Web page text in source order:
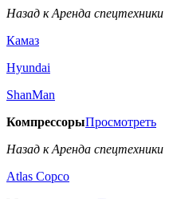
Назад к Аренда спецтехники
Камаз
Hyundai
ShanMan
КомпрессорыПросмотреть
Назад к Аренда спецтехники
Аtlas Copco